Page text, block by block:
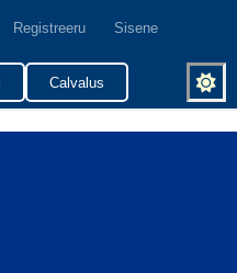
Calvalus
Registreeru Sisene